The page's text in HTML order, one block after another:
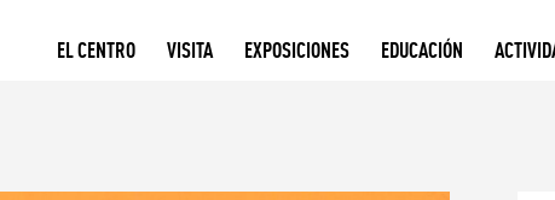
EL CENTRO VISITA EXPOSICIONES EDUCACIÓN